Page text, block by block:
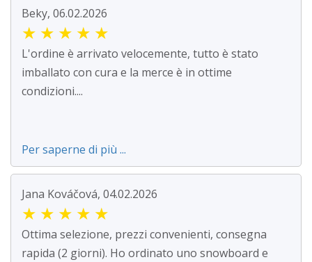
Beky, 06.02.2026
★ ★ ★ ★ ★
L'ordine è arrivato velocemente, tutto è stato
imballato con cura e la merce è in ottime
condizioni....
Per saperne di più ...
Jana Kováčová, 04.02.2026
★ ★ ★ ★ ★
Ottima selezione, prezzi convenienti, consegna
rapida (2 giorni). Ho ordinato uno snowboard e